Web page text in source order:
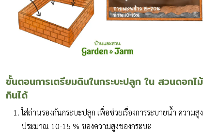
ขั้นตอนการเตรียมดินในกระบะปลูก ใน สวนดอกไม้
กินได้
ใส่ถ่านรองก้นกระบะปลูก เพื่อช่วยเรื่องการระบายน้ำ ความสูง
ประมาณ 10-15 % ของความสูงของกระบะ